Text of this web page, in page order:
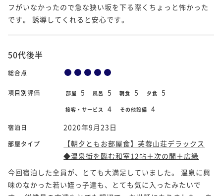
フがいなかったので急な狭い坂を下る際くちょっと怖かった
です。 誘導してくれると安心です。
50代後半
総合点
項目別評価 部屋 5 風呂 5 朝食 5 夕食 5
接客・サービス 4 その他設備 4
宿泊日 2020年9月23日
部屋タイプ
【朝夕ともお部屋食】芙蓉山荘デラックス
◆温泉街を臨む和室12帖＋次の間＋広縁
今回宿泊した全員が、とても大満足していました。 温泉に興
味のなかった若い姪っ子達も、とても気に入ったみたいで